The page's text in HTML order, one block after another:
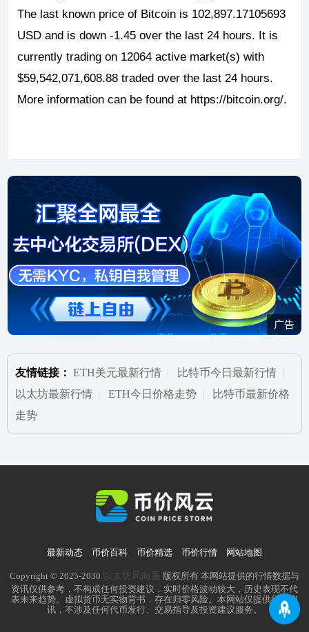
The last known price of Bitcoin is 102,897.17105693
USD and is down -1.45 over the last 24 hours. It is
currently trading on 12064 active market(s) with
$59,542,071,608.88 traded over the last 24 hours.
More information can be found at https://bitcoin.org/.
广告
友情链接： ETH美元最新行情 | 比特币今日最新行情 |
以太坊最新行情 |ETH今日价格走势 | 比特币最新价格
走势
最新动态 币价百科 币价精选 币价行情 网站地图
Copyright © 2025-2030 以太坊风向眼 版权所有 本网站提供的行情数据与
资讯仅供参考，不构成任何投资建议，实时价格波动较大，历史表现不代
表未来趋势。虚拟货币无实物背书，存在归零风险。本网站仅提供行业资
讯，不涉及任何代币发行、交易指导及投资建议服务。